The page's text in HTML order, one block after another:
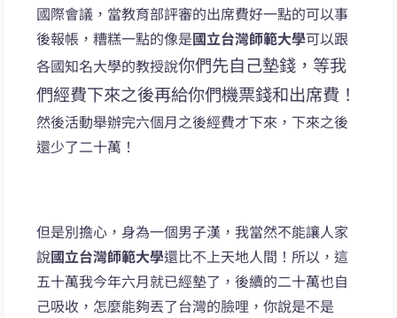
國際會議，當教育部評審的出席費好一點的可以事
後報帳，糟糕一點的像是國立台灣師範大學可以跟
各國知名大學的教授說你們先自己墊錢，等我
們經費下來之後再給你們機票錢和出席費！
然後活動舉辦完六個月之後經費才下來，下來之後
還少了二十萬！
但是別擔心，身為一個男子漢，我當然不能讓人家
說國立台灣師範大學還比不上天地人間！所以，這
五十萬我今年六月就已經墊了，後續的二十萬也自
己吸收，怎麼能夠丟了台灣的臉哩，你說是不是